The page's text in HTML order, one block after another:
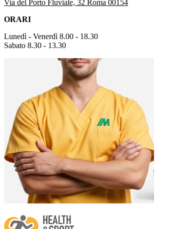
Via del Porto Fluviale, 32 Roma 00154
ORARI
Lunedì - Venerdì 8.00 - 18.30
Sabato 8.30 - 13.30